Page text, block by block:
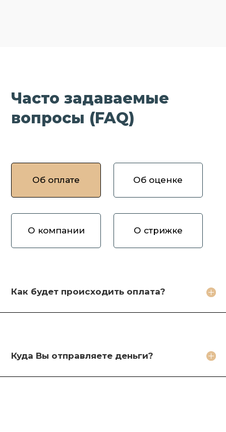
Часто задаваемые
вопросы (FAQ)
Об оплате Об оценке
О компании О стрижке
Как будет происходить оплата?
Куда Вы отправляете деньги?
Как вы оцениваете волосы?
Какое фото необходимо сделать?
Зачем продавать волосы Вам?
Какие бонусы я получу?
Кто будет стричь мои волосы?